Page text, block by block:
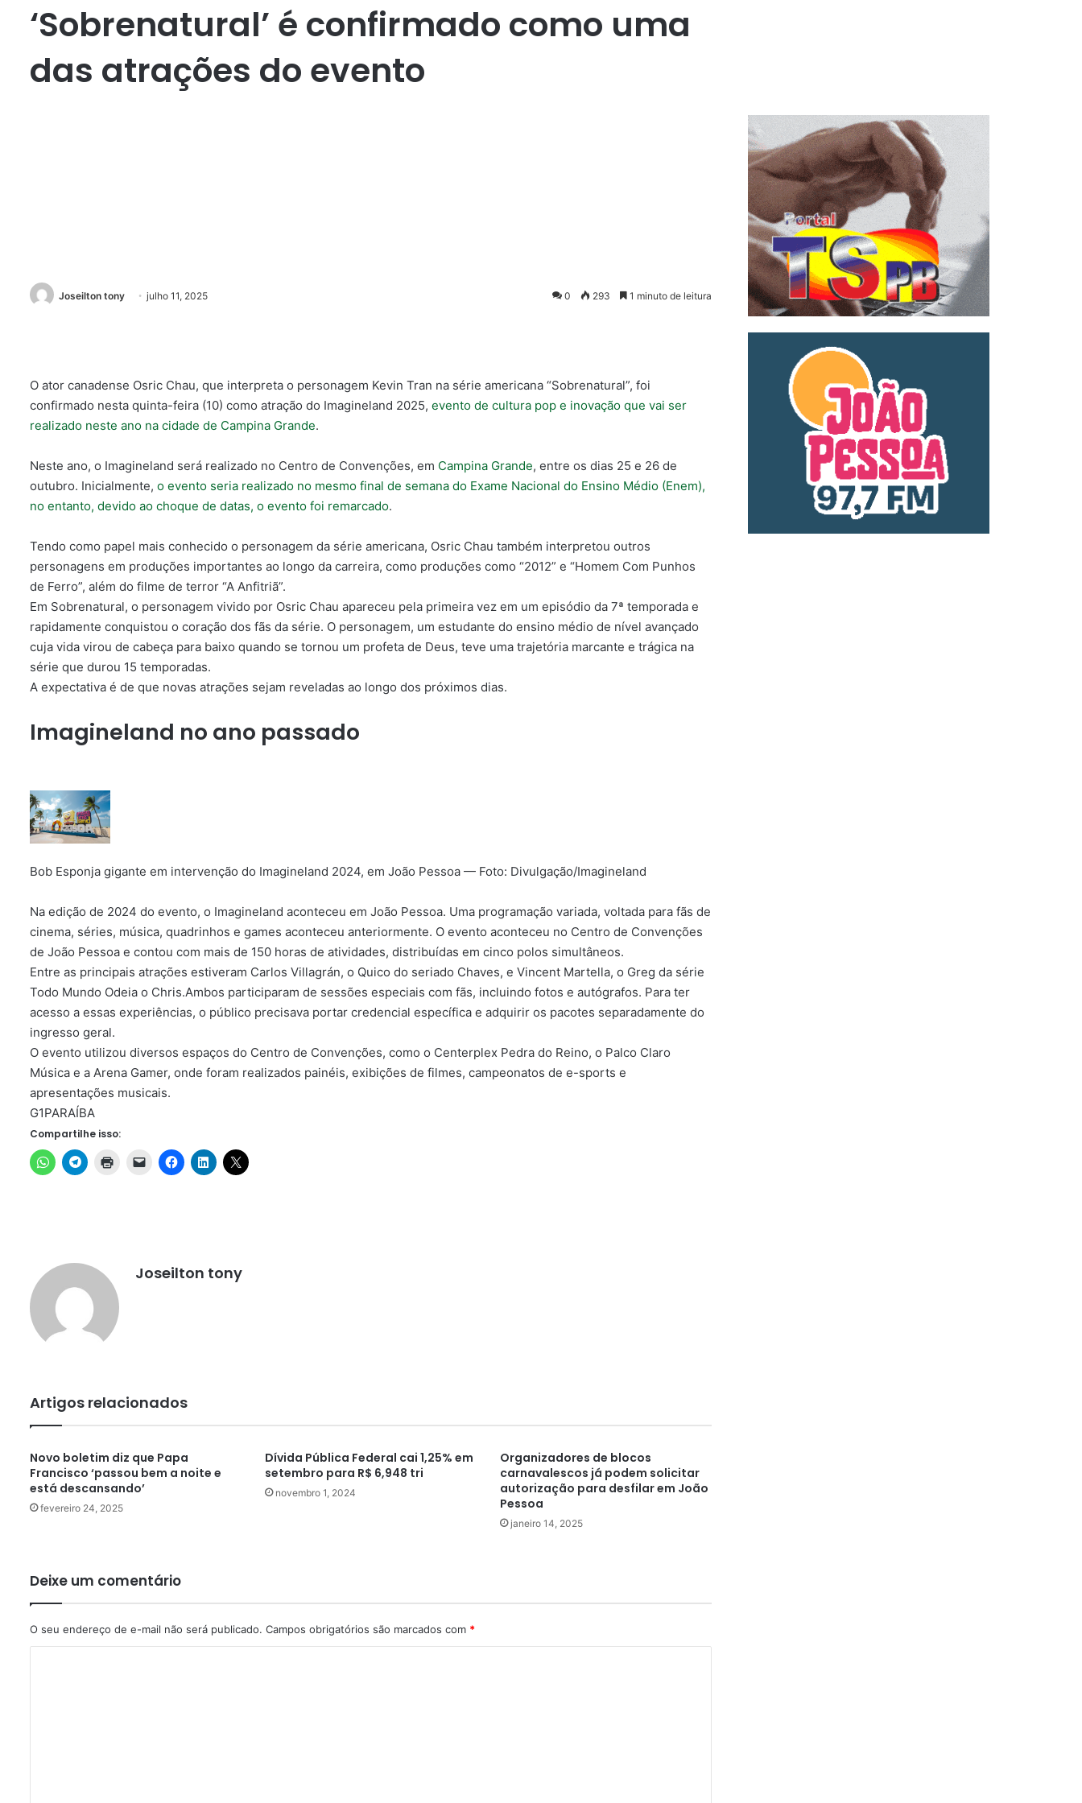
‘Sobrenatural’ é confirmado como uma
das atrações do evento
Joseilton tony julho 11, 2025 0 293 1 minuto de leitura
O ator canadense Osric Chau, que interpreta o personagem Kevin Tran na série americana “Sobrenatural”, foi
confirmado nesta quinta-feira (10) como atração do Imagineland 2025, evento de cultura pop e inovação que vai ser
realizado neste ano na cidade de Campina Grande.
Neste ano, o Imagineland será realizado no Centro de Convenções, em Campina Grande, entre os dias 25 e 26 de
outubro. Inicialmente, o evento seria realizado no mesmo final de semana do Exame Nacional do Ensino Médio (Enem),
no entanto, devido ao choque de datas, o evento foi remarcado.
Tendo como papel mais conhecido o personagem da série americana, Osric Chau também interpretou outros
personagens em produções importantes ao longo da carreira, como produções como “2012” e “Homem Com Punhos
de Ferro”, além do filme de terror “A Anfitriã”.
Em Sobrenatural, o personagem vivido por Osric Chau apareceu pela primeira vez em um episódio da 7ª temporada e
rapidamente conquistou o coração dos fãs da série. O personagem, um estudante do ensino médio de nível avançado
cuja vida virou de cabeça para baixo quando se tornou um profeta de Deus, teve uma trajetória marcante e trágica na
série que durou 15 temporadas.
A expectativa é de que novas atrações sejam reveladas ao longo dos próximos dias.
Imagineland no ano passado
Bob Esponja gigante em intervenção do Imagineland 2024, em João Pessoa — Foto: Divulgação/Imagineland
Na edição de 2024 do evento, o Imagineland aconteceu em João Pessoa. Uma programação variada, voltada para fãs de
cinema, séries, música, quadrinhos e games aconteceu anteriormente. O evento aconteceu no Centro de Convenções
de João Pessoa e contou com mais de 150 horas de atividades, distribuídas em cinco polos simultâneos.
Entre as principais atrações estiveram Carlos Villagrán, o Quico do seriado Chaves, e Vincent Martella, o Greg da série
Todo Mundo Odeia o Chris.Ambos participaram de sessões especiais com fãs, incluindo fotos e autógrafos. Para ter
acesso a essas experiências, o público precisava portar credencial específica e adquirir os pacotes separadamente do
ingresso geral.
O evento utilizou diversos espaços do Centro de Convenções, como o Centerplex Pedra do Reino, o Palco Claro
Música e a Arena Gamer, onde foram realizados painéis, exibições de filmes, campeonatos de e-sports e
apresentações musicais.
G1PARAÍBA
Compartilhe isso:
Joseilton tony
Artigos relacionados
Novo boletim diz que Papa
Francisco ‘passou bem a noite e
está descansando’
fevereiro 24, 2025
Dívida Pública Federal cai 1,25% em
setembro para R$ 6,948 tri
novembro 1, 2024
Organizadores de blocos
carnavalescos já podem solicitar
autorização para desfilar em João
Pessoa
janeiro 14, 2025
Deixe um comentário
O seu endereço de e-mail não será publicado. Campos obrigatórios são marcados com *